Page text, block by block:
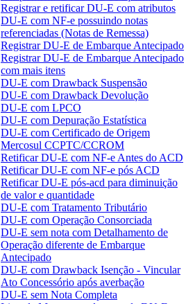
Registrar e retificar DU-E com atributos
DU-E com NF-e possuindo notas
referenciadas (Notas de Remessa)
Registrar DU-E de Embarque Antecipado
Registrar DU-E de Embarque Antecipado
com mais itens
DU-E com Drawback Suspensão
DU-E com Drawback Devolução
DU-E com LPCO
DU-E com Depuração Estatística
DU-E com Certificado de Origem
Mercosul CCPTC/CCROM
Retificar DU-E com NF-e Antes do ACD
Retificar DU-E com NF-e pós ACD
Retificar DU-E pós-acd para diminuição
de valor e quantidade
DU-E com Tratamento Tributário
DU-E com Operação Consorciada
DU-E sem nota com Detalhamento de
Operação diferente de Embarque
Antecipado
DU-E com Drawback Isenção - Vincular
Ato Concessório após averbação
DU-E sem Nota Completa